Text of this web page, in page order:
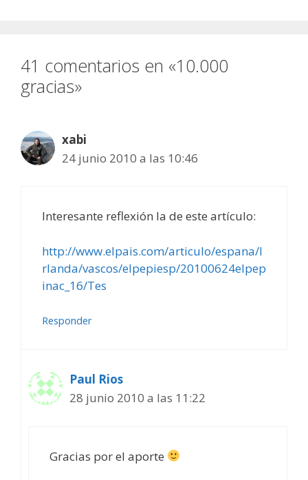
41 comentarios en «10.000
gracias»
xabi
24 junio 2010 a las 10:46
Interesante reflexión la de este artículo:
http://www.elpais.com/articulo/espana/I
rlanda/vascos/elpepiesp/20100624elpep
inac_16/Tes
Responder
Paul Rios
28 junio 2010 a las 11:22
Gracias por el aporte